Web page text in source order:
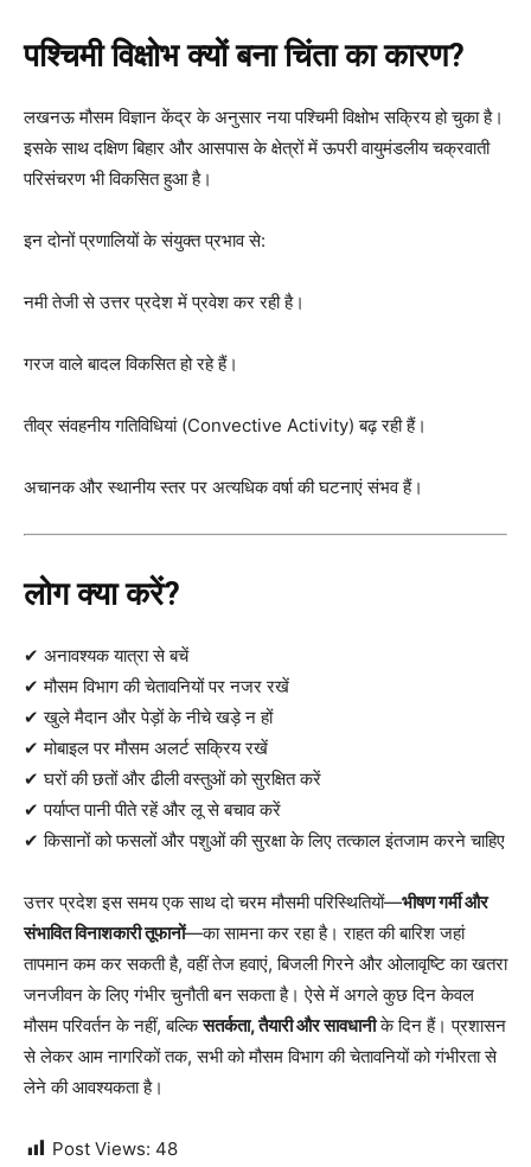
पश्चिमी विक्षोभ क्यों बना चिंता का कारण?
लखनऊ मौसम विज्ञान केंद्र के अनुसार नया पश्चिमी विक्षोभ सक्रिय हो चुका है।
इसके साथ दक्षिण बिहार और आसपास के क्षेत्रों में ऊपरी वायुमंडलीय चक्रवाती
परिसंचरण भी विकसित हुआ है।
इन दोनों प्रणालियों के संयुक्त प्रभाव से:
नमी तेजी से उत्तर प्रदेश में प्रवेश कर रही है।
गरज वाले बादल विकसित हो रहे हैं।
तीव्र संवहनीय गतिविधियां (Convective Activity) बढ़ रही हैं।
अचानक और स्थानीय स्तर पर अत्यधिक वर्षा की घटनाएं संभव हैं।
लोग क्या करें?
✔ अनावश्यक यात्रा से बचें
✔ मौसम विभाग की चेतावनियों पर नजर रखें
✔ खुले मैदान और पेड़ों के नीचे खड़े न हों
✔ मोबाइल पर मौसम अलर्ट सक्रिय रखें
✔ घरों की छतों और ढीली वस्तुओं को सुरक्षित करें
✔ पर्याप्त पानी पीते रहें और लू से बचाव करें
✔ किसानों को फसलों और पशुओं की सुरक्षा के लिए तत्काल इंतजाम करने चाहिए
उत्तर प्रदेश इस समय एक साथ दो चरम मौसमी परिस्थितियों—भीषण गर्मी और
संभावित विनाशकारी तूफानों—का सामना कर रहा है। राहत की बारिश जहां
तापमान कम कर सकती है, वहीं तेज हवाएं, बिजली गिरने और ओलावृष्टि का खतरा
जनजीवन के लिए गंभीर चुनौती बन सकता है। ऐसे में अगले कुछ दिन केवल
मौसम परिवर्तन के नहीं, बल्किसतर्कता, तैयारी और सावधानीके दिन हैं। प्रशासन
से लेकर आम नागरिकों तक, सभी को मौसम विभाग की चेतावनियों को गंभीरता से
लेने की आवश्यकता है।
Post Views: 48